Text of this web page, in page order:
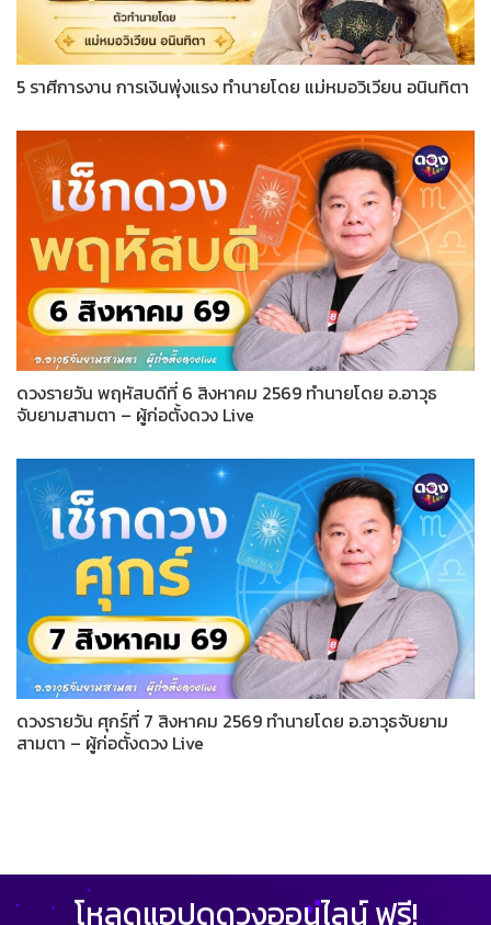
5 ราศีการงาน การเงินพุ่งแรง ทำนายโดย แม่หมอวิเวียน อนินทิตา
ดวงรายวัน พฤหัสบดีที่ 6 สิงหาคม 2569 ทำนายโดย อ.อาวุธ
จับยามสามตา – ผู้ก่อตั้งดวง Live
ดวงรายวัน ศุกร์ที่ 7 สิงหาคม 2569 ทำนายโดย อ.อาวุธจับยาม
สามตา – ผู้ก่อตั้งดวง Live
โหลดแอปดูดวงออนไลน์ ฟรี!